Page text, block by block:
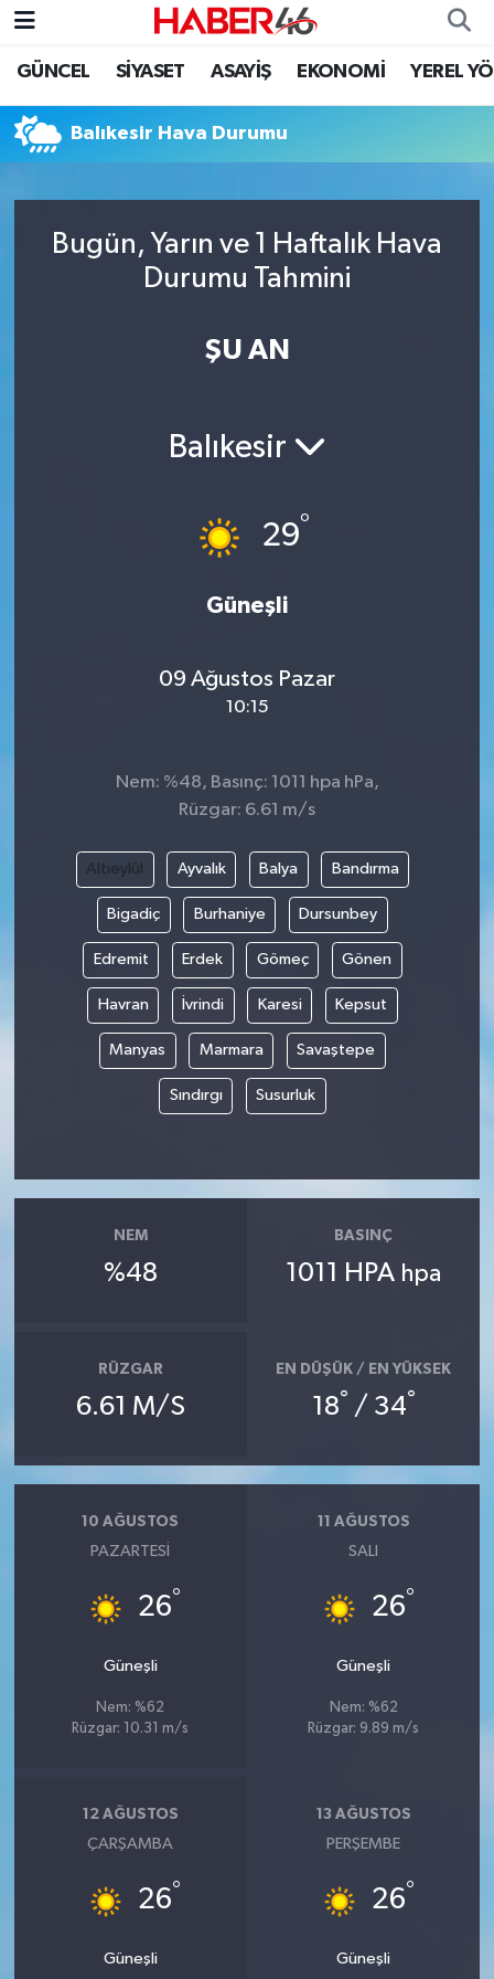
GÜNCEL SİYASET ASAYİŞ EKONOMİ YEREL
Balıkesir Hava Durumu
Bugün, Yarın ve 1 Haftalık Hava
Durumu Tahmini
ŞU AN
Balıkesir
29°
Güneşli
09 Ağustos Pazar
10:15
Nem: %48, Basınç: 1011 hpa hPa,
Rüzgar: 6.61 m/s
Altıeylül Ayvalık Balya Bandırma
Bigadiç Burhaniye Dursunbey
Edremit Erdek Gömeç Gönen
Havran İvrindi Karesi Kepsut
Manyas Marmara Savaştepe
Sındırgı Susurluk
NEM
%48
BASINÇ
1011 HPA hpa
RÜZGAR
6.61 M/S
EN DÜŞÜK / EN YÜKSEK
18° / 34°
10 AĞUSTOS
PAZARTESI
26°
Güneşli
Nem: %62
Rüzgar: 10.31 m/s
11 AĞUSTOS
SALI
26°
Güneşli
Nem: %62
Rüzgar: 9.89 m/s
12 AĞUSTOS
ÇARŞAMBA
26°
Güneşli
13 AĞUSTOS
PERŞEMBE
26°
Güneşli
GÜNCEL
SİYASET
EKONOMİ
SPOR
İLÇE HABERLERİ
KADIN-AİLE
YEREL YÖNETİM
MEDYA
SEÇİM 2011
ÜÇÜNCÜ SAYFA
SİVİL TOPLUM
KİM KİMDİR
HEDEF2020
OTOMOBİL
MİZAH
TARİH
YEREL
Nöbetçi Eczaneler
Hava Durumu
Kahramanmaraş Namaz Vakitleri
Trafik Durumu